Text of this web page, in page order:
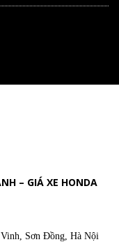
– GIÁ XE HONDA
Sơn Đồng, Hà Nội